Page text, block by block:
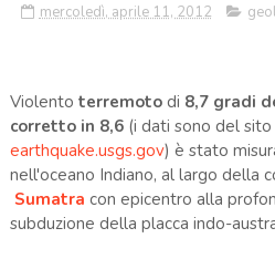
mercoledì, aprile 11, 2012
Violento terremotodi 8,7 gradi
corretto in 8,6 (i dati sono del
earthquake.usgs.gov) è stato
nell'oceano Indiano, al largo della
Sumatra con epicentro alla
subduzione della placca indo-